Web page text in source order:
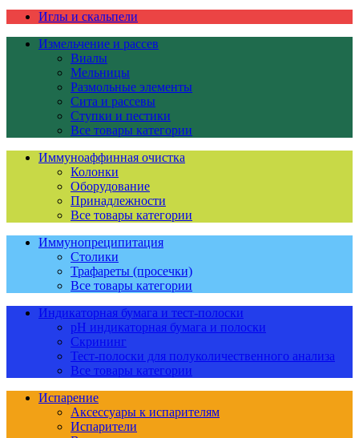
Иглы и скальпели
Измельчение и рассев
Виалы
Мельницы
Размольные элементы
Сита и рассевы
Ступки и пестики
Все товары категории
Иммуноаффинная очистка
Колонки
Оборудование
Принадлежности
Все товары категории
Иммунопреципитация
Столики
Трафареты (просечки)
Все товары категории
Индикаторная бумага и тест-полоски
pH индикаторная бумага и полоски
Скрининг
Тест-полоски для полуколичественного анализа
Все товары категории
Испарение
Аксессуары к испарителям
Испарители